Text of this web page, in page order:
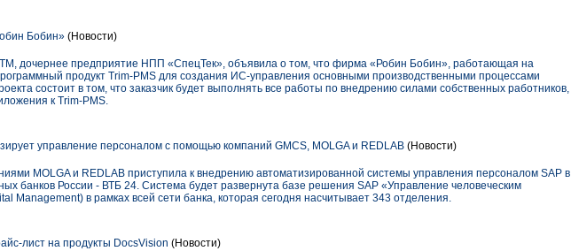
Бобин» (Новости)
дочернее предприятие НПП «СпецТек», объявила о том, что фирма «Робин Бобин», работающая на
продукт Trim-PMS для создания ИС-управления основными производственными процессами
состоит в том, что заказчик будет выполнять все работы по внедрению силами собственных работников,
к Trim-PMS.
управление персоналом с помощью компаний GMCS, MOLGA и REDLAB (Новости)
MOLGA и REDLAB приступила к внедрению автоматизированной системы управления персоналом SAP в
банков России - ВТБ 24. Система будет развернута базе решения SAP «Управление человеческим
Management) в рамках всей сети банка, которая сегодня насчитывает 343 отделения.
лист на продукты DocsVision (Новости)